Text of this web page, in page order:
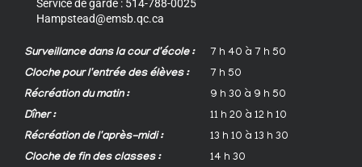
Service de garde : 514-788-0025
Hampstead@emsb.qc.ca
Surveillance dans la cour d'école :
7 h 40 à 7 h 50
Cloche pour l'entrée des élèves :
7 h 50
Récréation du matin :
9 h 30 à 9 h 50
Dîner :
11 h 20 à 12 h 10
Récréation de l'après-midi :
13 h 10 à 13 h 30
Cloche de fin des classes :
14 h 30